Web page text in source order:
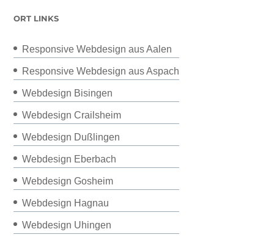
ORT LINKS
Responsive Webdesign aus Aalen
Responsive Webdesign aus Aspach
Webdesign Bisingen
Webdesign Crailsheim
Webdesign Dußlingen
Webdesign Eberbach
Webdesign Gosheim
Webdesign Hagnau
Webdesign Uhingen